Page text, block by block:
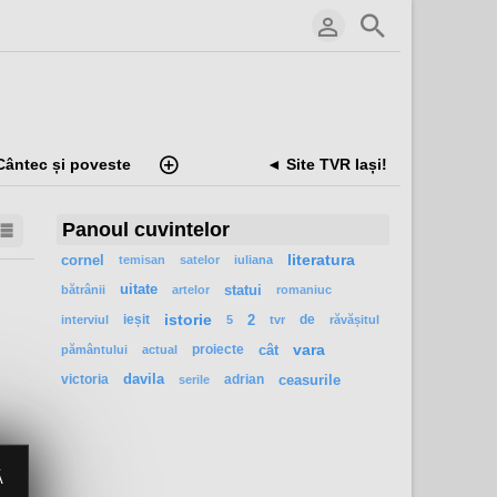
și poveste ◄ Site TVR Iași!
Panoul cuvintelor
cornel temisan satelor iuliana literatura
bătrânii uitate artelor statui romaniuc
interviul ieșit istorie 5 2 tvr de răvășitul
pământului actual proiecte cât vara
victoria davila serile adrian ceasurile